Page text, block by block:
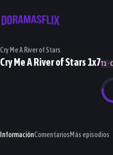
Cry Me A River of Stars
Cry Me A River of Stars 1x7T1 ·
InformaciónComentariosMás episodios